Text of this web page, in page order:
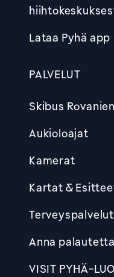
Lataa Pyhä app
PALVELUT
Skibus
Aukioloajat
Kamerat
Kartat &
Terveyspalvelut
Anna
VISIT PYHÄ-